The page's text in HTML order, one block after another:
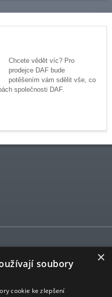
Chcete vědět víc? Pro
prodejce DAF bude
potěšením vám sdělit vše, co
společnosti DAF.
×
soubory
cookie ke zlepšení